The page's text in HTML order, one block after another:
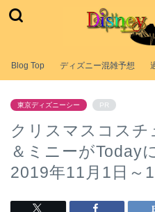
Blog Top ディズニー混雑予想
東京ディズニーシー PR
クリスマスコスチ
＆ミニーがToday
2019年11月1日～